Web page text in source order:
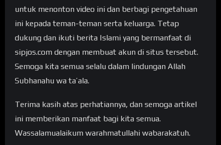
untuk menonton video ini dan berbagi pengetahuan
ini kepada teman-teman serta keluarga. Tetap
dukung dan ikuti berita Islami yang bermanfaat di
sipjos.com dengan membuat akun di situs tersebut.
Semoga kita semua selalu dalam lindungan Allah
Subhanahu wa ta’ala.
Terima kasih atas perhatiannya, dan semoga artikel
ini memberikan manfaat bagi kita semua.
Wassalamualaikum warahmatullahi wabarakatuh.